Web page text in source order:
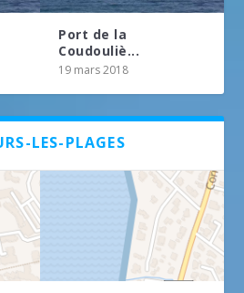
Port de la
Coudouliè...
19 mars 2018
LES-PLAGES